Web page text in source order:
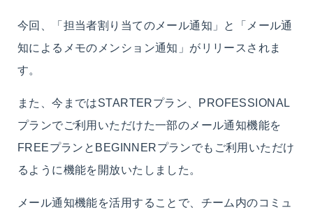
今回、「 担当者割り当てのメール通知」 と「メール通
知によるメモのメンション通知」がリリースされま
す。
また、今まではSTARTERプラン、PROFESSIONAL
プランでご利用いただけた一部のメール通知機能を
FREEプランとBEGINNERプランでもご利用いただけ
るように機能を開放いたしました。
メール通知機能を活用することで、チーム内のコミュ